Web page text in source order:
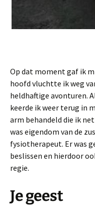
Op dat moment gaf ik
hoofd vluchtte ik weg
heldhaftige avonturen.
keerde ik weer terug in
arm behandeld die ik
was eigendom van de
fysiotherapeut. Er was
beslissen en hierdoor
regie.
Je geest